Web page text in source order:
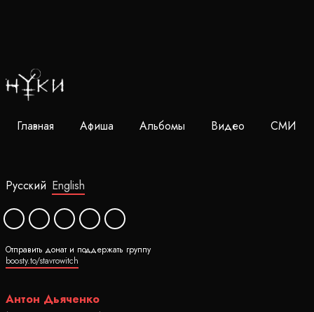
Главная Афиша Альбомы Видео СМИ
Русский English
Отправить донат и поддержать группу
boosty.to/stavrowitch
Антон Дьяченко